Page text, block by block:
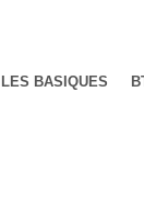
LES BASIQUES